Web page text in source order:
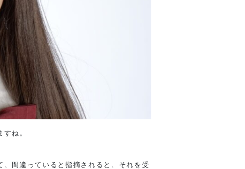
ね。
間違っていると指摘されると、それを受